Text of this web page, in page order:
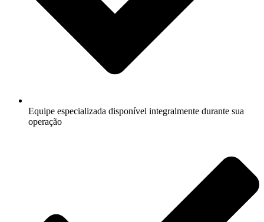
Equipe especializada disponível integralmente durante sua
operação